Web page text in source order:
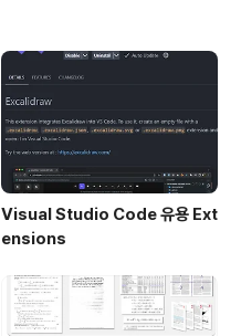
Visual Studio Code 유용 Ext
ensions